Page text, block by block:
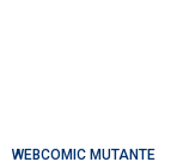
WEBCOMIC MUTANTE